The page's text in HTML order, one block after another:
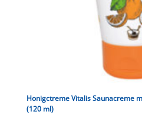
Honigctreme Vitalis Saunacreme
(120 ml)